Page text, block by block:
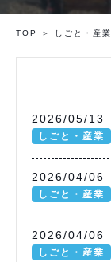
TOP しごと・産業
2026/05/13
しごと・産業
2026/04/06
しごと・産業
2026/04/06
しごと・産業